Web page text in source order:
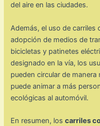
del aire en las ciudades.
Además, el uso de
adopción de medios de
bicicletas y patinetes
designado en la vía, los
pueden circular de
puede animar a más
ecológicas al automóvil.
En resumen, loscarriles